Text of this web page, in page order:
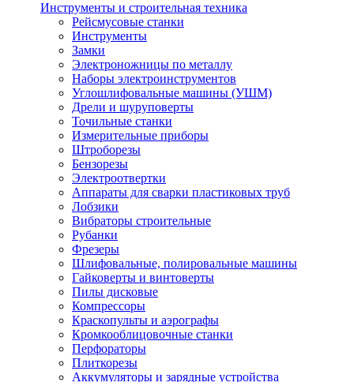
Инструменты и строительная техника
Рейсмусовые станки
Инструменты
Замки
Электроножницы по металлу
Наборы электроинструментов
Углошлифовальные машины (УШМ)
Дрели и шуруповерты
Точильные станки
Измерительные приборы
Штроборезы
Бензорезы
Электроотвертки
Аппараты для сварки пластиковых труб
Лобзики
Вибраторы строительные
Рубанки
Фрезеры
Шлифовальные, полировальные машины
Гайковерты и винтоверты
Пилы дисковые
Компрессоры
Краскопульты и аэрографы
Кромкооблицовочные станки
Перфораторы
Плиткорезы
Аккумуляторы и зарядные устройства